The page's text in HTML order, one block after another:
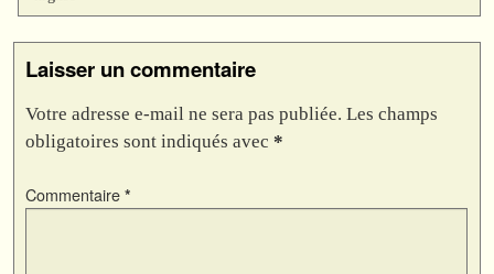
Laisser un commentaire
Votre adresse e-mail ne sera pas publiée. Les champs
obligatoires sont indiqués avec *
Commentaire *